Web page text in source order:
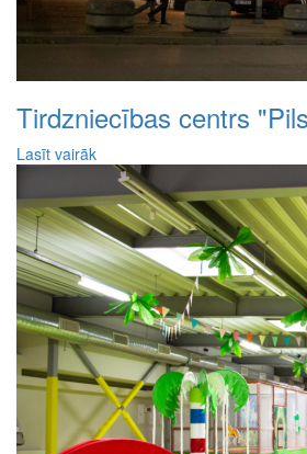
Tirdzniecības centrs
Lasīt vairāk